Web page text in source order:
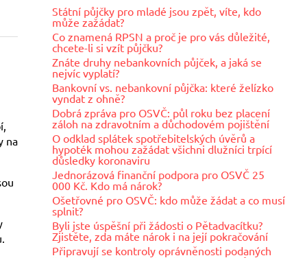
na
Státní půjčky pro mladé jsou zpět, víte, kdo
může zažádat?
Co znamená RPSN a proč je pro vás důležité,
chcete-li si vzít půjčku?
Znáte druhy nebankovních půjček, a jaká se
nejvíc vyplatí?
Bankovní vs. nebankovní půjčka: které želízko
vyndat z ohně?
Dobrá zpráva pro OSVČ: půl roku bez placení
záloh na zdravotním a důchodovém pojištění
O odklad splátek spotřebitelských úvěrů a
hypoték mohou zažádat všichni dlužníci trpící
důsledky koronaviru
Jednorázová finanční podpora pro OSVČ 25
000 Kč. Kdo má nárok?
Ošetřovné pro OSVČ: kdo může žádat a co musí
splnit?
Byli jste úspěšní při žádosti o Pětadvacítku?
Zjistěte, zda máte nárok i na její pokračování
Připravují se kontroly oprávněnosti podaných